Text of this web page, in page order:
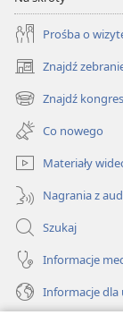
Prośba o
Znajdź
(opens
new
window)
Znajdź kongres
(opens
new
window)
Co nowego
Materiały
Nagrania z
Szukaj
Informacje
Informacje dla